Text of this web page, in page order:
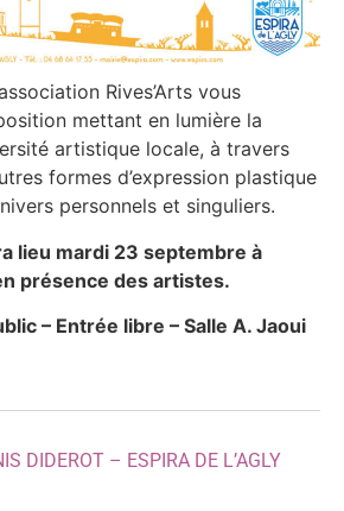
Rives’Arts vous
mettant en lumière la
artistique locale, à travers
formes d’expression plastique
personnels et singuliers.
lieu mardi 23 septembre à
présence des artistes.
– Entrée libre – Salle A. Jaoui
DIDEROT – ESPIRA DE L’AGLY